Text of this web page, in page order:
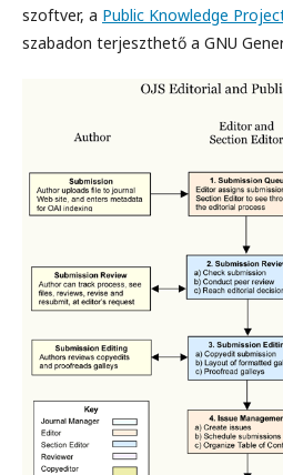
szoftver, a Public Knowledge
szabadon terjeszthető a GNU